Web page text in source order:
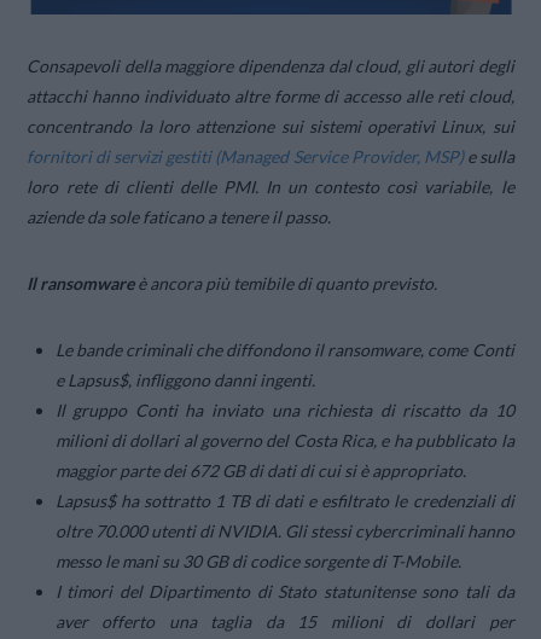
Consapevoli della maggiore dipendenza dal cloud, gli autori degli
attacchi hanno individuato altre forme di accesso alle reti cloud,
concentrando la loro attenzione sui sistemi operativi Linux, sui
fornitori di servizi gestiti (Managed Service Provider, MSP)e sulla
loro rete di clienti delle PMI. In un contesto così variabile, le
aziende da sole faticano a tenere il passo.
Il ransomwareè ancora più temibile di quanto previsto.
Le bande criminali che diffondono il ransomware, come Conti
e Lapsus$, infliggono danni ingenti.
Il gruppo Conti ha inviato una richiesta di riscatto da 10
milioni di dollari al governo del Costa Rica, e ha pubblicato la
maggior parte dei 672 GB di dati di cui si è appropriato.
Lapsus$ ha sottratto 1 TB di dati e esfiltrato le credenziali di
oltre 70.000 utenti di NVIDIA. Gli stessi cybercriminali hanno
messo le mani su 30 GB di codice sorgente di T-Mobile.
I timori del Dipartimento di Stato statunitense sono tali da
aver offerto una taglia da 15 milioni di dollari per